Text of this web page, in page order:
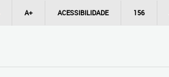
A+ ACESSIBILIDADE 156